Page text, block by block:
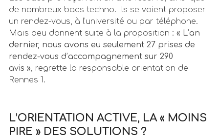
de nombreux bacs techno. Ils se voient proposer
un rendez-vous, à l’université ou par téléphone.
Mais peu donnent suite à la proposition : « L’an
dernier, nous avons eu seulement 27 prises de
rendez-vous d’accompagnement sur 290
avis », regrette la responsable orientation de
Rennes 1.
L’ORIENTATION ACTIVE, LA « MOINS
PIRE » DES SOLUTIONS ?